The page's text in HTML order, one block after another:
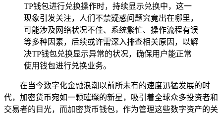
TP钱包进行兑换操作时，持续显示兑换中，这一
现象引发关注，人们不禁疑惑问题究竟出在哪里，
可能涉及网络状况不佳、系统繁忙、操作流程有误
等多种因素，后续或许需深入排查相关原因，以解
决TP钱包兑换显示异常的状况，确保用户能正常
使用钱包进行兑换业务。
在当今数字化金融浪潮以前所未有的速度迅猛发展的时
代，加密货币宛如一颗璀璨的新星，吸引着全球众多投资者和
交易者的目光，而加密货币钱包，作为管理这些数字资产的关